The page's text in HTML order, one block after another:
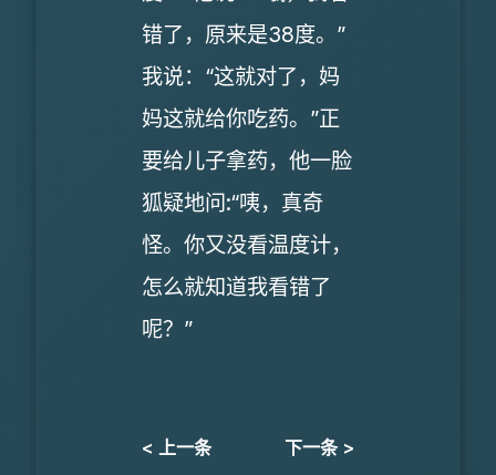
错了，原来是38度。”
我说：“这就对了，妈
妈这就给你吃药。”正
要给儿子拿药，他一脸
狐疑地问:“咦，真奇
怪。你又没看温度计，
怎么就知道我看错了
呢？”
< 上一条 下一条 >